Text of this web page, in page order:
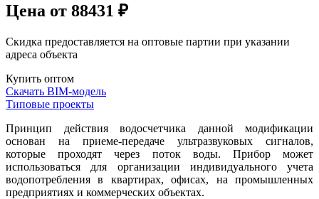
Цена от 88431 ₽
Скидка предоставляется на оптовые партии при указании
адреса объекта
Купить оптом
Скачать BIM-модель
Типовые проекты
Принцип действия водосчетчика данной модификации
основан на приеме-передаче ультразвуковых сигналов,
которые проходят через поток воды. Прибор может
использоваться для организации индивидуального учета
водопотребления в квартирах, офисах, на промышленных
предприятиях и коммерческих объектах.